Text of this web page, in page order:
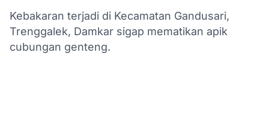
Kebakaran terjadi di Kecamatan Gandusari,
Trenggalek, Damkar sigap mematikan apik
cubungan genteng.